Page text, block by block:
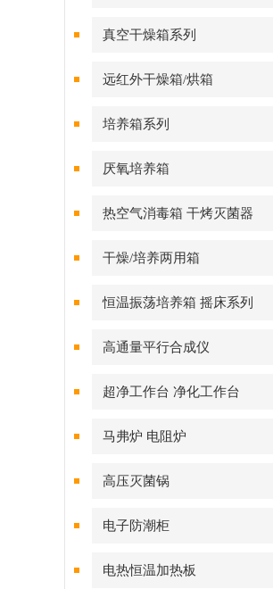
真空干燥箱系列
远红外干燥箱/烘箱
培养箱系列
厌氧培养箱
热空气消毒箱 干烤灭菌器
干燥/培养两用箱
恒温振荡培养箱 摇床系列
高通量平行合成仪
超净工作台 净化工作台
马弗炉 电阻炉
高压灭菌锅
电子防潮柜
电热恒温加热板